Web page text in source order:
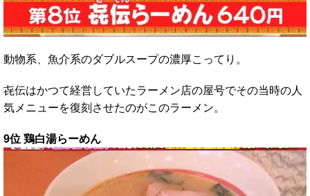
動物系、魚介系のダブルスープの濃厚こってり。
㐂伝はかつて経営していたラーメン店の屋号でその当時の人
気メニューを復刻させたのがこのラーメン。
9位 鶏白湯らーめん